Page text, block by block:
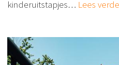
kinderuitstapjes… Lees